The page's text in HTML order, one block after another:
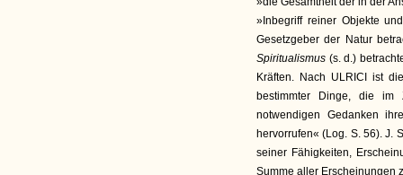
»Inbegriff reiner Objekte
Gesetzgeber der Natur
Spiritualismus (s. d.)
Kräften. Nach ULRICI ist
bestimmter Dinge, die im
notwendigen Gedanken
hervorrufen« (Log. S. 56). J.
seiner Fähigkeiten,
Summe aller Erscheinungen